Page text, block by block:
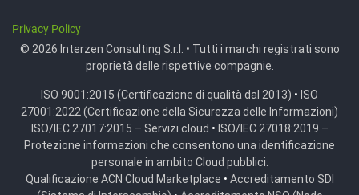
Privacy Policy
© 2026 Interzen Consulting S.r.l. • Tutti i marchi registrati sono
proprietà delle rispettive compagnie.
ISO 9001:2015 (Certificazione di qualità dal 2013) • ISO
27001:2022 (Certificazione della Sicurezza delle Informazioni)
ISO/IEC 27017:2015 – Servizi cloud • ISO/IEC 27018:2019 –
Protezione informazioni che consentono una identificazione
personale in ambito Cloud pubblici.
Qualificazione ACN Cloud Marketplace • Accreditamento SDI